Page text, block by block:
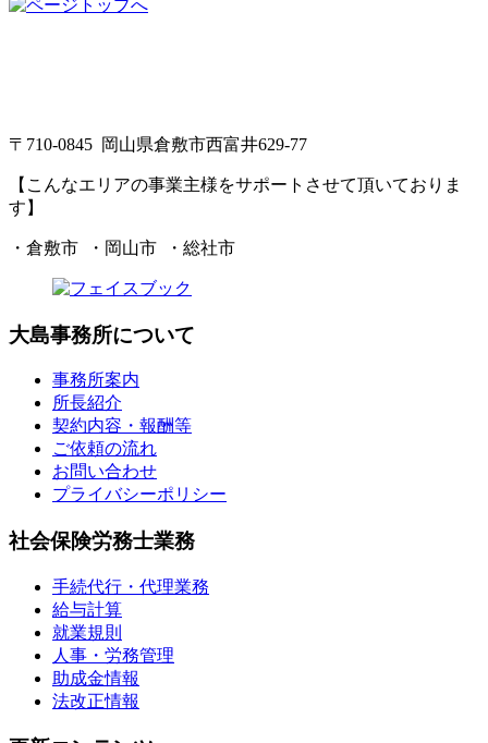
〒710-0845 岡山県倉敷市西富井629-77
【こんなエリアの事業主様をサポートさせて頂いておりま
す】
・倉敷市 ・岡山市 ・総社市
大島事務所について
事務所案内
所長紹介
契約内容・報酬等
ご依頼の流れ
お問い合わせ
プライバシーポリシー
社会保険労務士業務
手続代行・代理業務
給与計算
就業規則
人事・労務管理
助成金情報
法改正情報